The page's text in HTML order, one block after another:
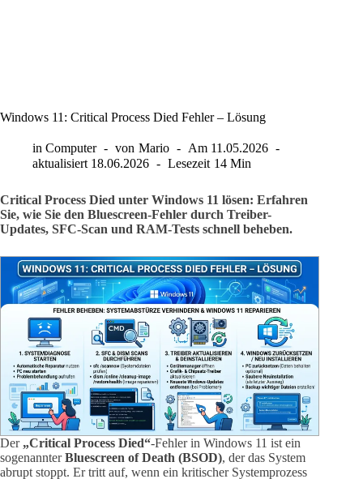
Windows 11: Critical Process Died Fehler – Lösung
in Computer von Mario Am 11.05.2026
aktualisiert 18.06.2026 Lesezeit 14 Min
Critical Process Died unter Windows 11 lösen: Erfahren
Sie, wie Sie den Bluescreen-Fehler durch Treiber-
Updates, SFC-Scan und RAM-Tests schnell beheben.
Der „Critical Process Died“-Fehler in Windows 11 ist ein
sogenannterBluescreen of Death (BSOD), der das System
abrupt stoppt. Er tritt auf, wenn ein kritischer Systemprozess